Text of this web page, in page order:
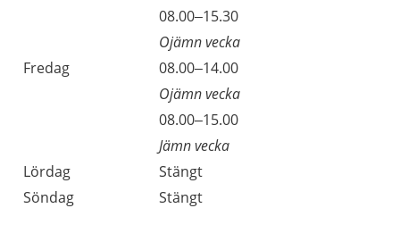
08.00–15.30
Ojämn vecka
Fredag
08.00–14.00
Ojämn vecka
08.00–15.00
Jämn vecka
Lördag
Stängt
Söndag
Stängt